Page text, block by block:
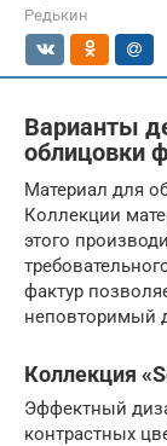
Редькин
Варианты
облицовки
Материал для
Коллекции
этого
фактур
неповторимый
Коллекция
Эффектный
контрастных